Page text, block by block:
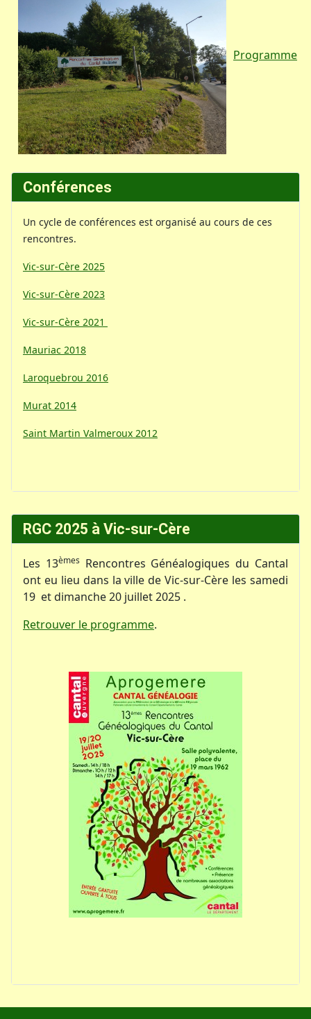
RGC 2025 à Vic-sur-Cère
Les 13èmes Rencontres Généalogiques du Cantal
ont eu lieu dans la ville de Vic-sur-Cère les samedi
19 et dimanche 20 juillet 2025 .
Retrouver le programme.
Programme
Conférences
Un cycle de conférences est organisé au cours de ces
rencontres.
Vic-sur-Cère 2025
Vic-sur-Cère 2023
Vic-sur-Cère 2021
Mauriac 2018
Laroquebrou 2016
Murat 2014
Saint Martin Valmeroux 2012